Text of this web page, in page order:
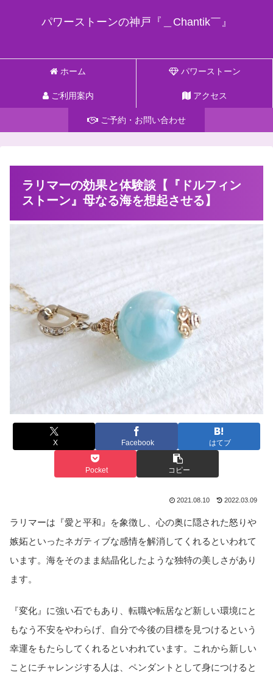
パワーストーンの神戸『＿Chantik￣』
ホーム パワーストーン
ご利用案内 アクセス
ご予約・お問い合わせ
ラリマーの効果と体験談【『ドルフィン
ストーン』母なる海を想起させる】
X Facebook はてブ
Pocket コピー
2021.08.10 2022.03.09
ラリマーは『愛と平和』を象徴し、心の奥に隠された怒りや
嫉妬といったネガティブな感情を解消してくれるといわれて
います。海をそのまま結晶化したような独特の美しさがあり
ます。
『変化』に強い石でもあり、転職や転居など新しい環境にと
もなう不安をやわらげ、自分で今後の目標を見つけるという
幸運をもたらしてくれるといわれています。これから新しい
ことにチャレンジする人は、ペンダントとして身につけると